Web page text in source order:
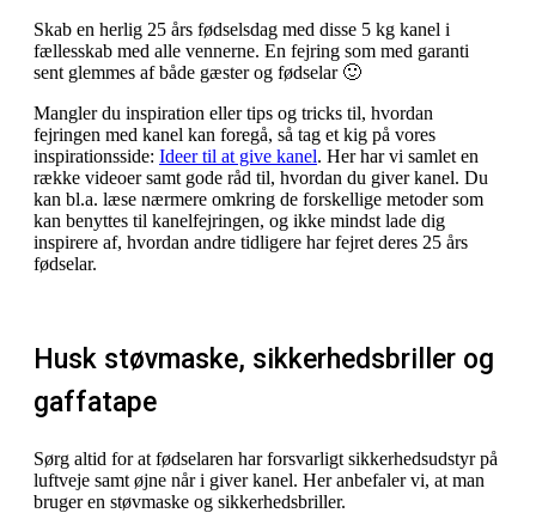
Skab en herlig 25 års fødselsdag med disse 5 kg kanel i
fællesskab med alle vennerne. En fejring som med garanti
sent glemmes af både gæster og fødselar 🙂
Mangler du inspiration eller tips og tricks til, hvordan
fejringen med kanel kan foregå, så tag et kig på vores
inspirationsside: Ideer til at give kanel. Her har vi samlet en
række videoer samt gode råd til, hvordan du giver kanel. Du
kan bl.a. læse nærmere omkring de forskellige metoder som
kan benyttes til kanelfejringen, og ikke mindst lade dig
inspirere af, hvordan andre tidligere har fejret deres 25 års
fødselar.
Husk støvmaske, sikkerhedsbriller og
gaffatape
Sørg altid for at fødselaren har forsvarligt sikkerhedsudstyr på
luftveje samt øjne når i giver kanel. Her anbefaler vi, at man
bruger en støvmaske og sikkerhedsbriller.